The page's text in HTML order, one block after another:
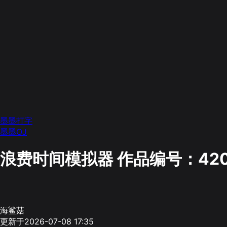
墨墨打字
墨墨OJ
浪费时间模拟器作品编号：
海鲨菇
更新于2026-07-08 17:35